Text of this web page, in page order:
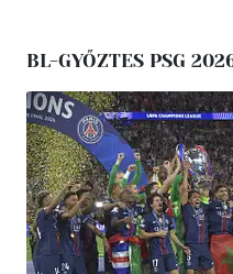
BL-GYŐZTES PSG